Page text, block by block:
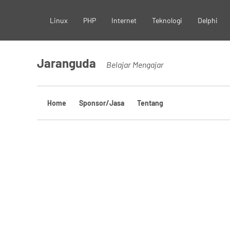
content
Linux PHP Internet Teknologi Delphi
Jaranguda Belajar Mengajar
Home Sponsor/Jasa Tentang